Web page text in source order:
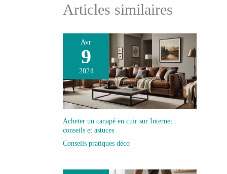
Articles similaires
Avr
9
2024
Acheter un canapé en cuir sur Internet :
conseils et astuces
Conseils pratiques déco